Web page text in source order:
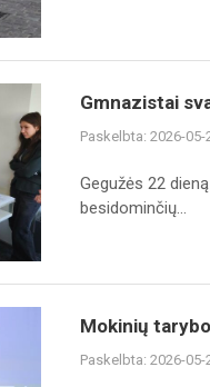
Gmnazistai
Paskelbta: 2026-05-
Gegužės 22
besidominčių...
Mokinių
Paskelbta: 2026-05-